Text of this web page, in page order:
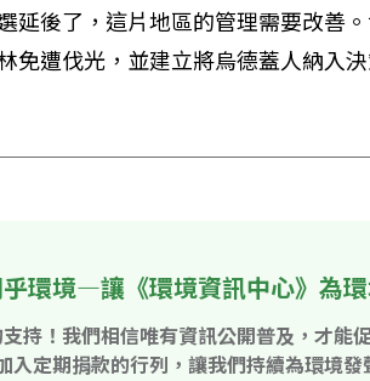
延後了，這片地區的管理需要改善
免遭伐光，並建立將烏德蓋人納入
環境—讓《環境資訊中心》為
支持！我們相信唯有資訊公開普及，才能
入定期捐款的行列，讓我們持續為環境發